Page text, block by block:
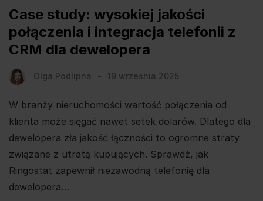
Case study: wysokiej jakości
połączenia i integracja telefonii z
CRM dla dewelopera
Olga Podlipna 19 września 2025
W branży nieruchomości wartość połączenia od
klienta może sięgać nawet setek dolarów. Dlatego dla
dewelopera zła jakość łączności to ogromne straty
związane z utratą kupujących. Sprawdź, jak
Ringostat zapewnił niezawodną telefonię dla
dewelopera…